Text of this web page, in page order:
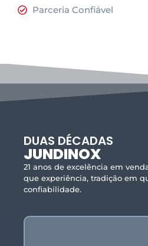
Parceria Confiável
DUAS DÉCADAS
JUNDINOX
21 anos de excelência em
que experiência, tradição em
confiabilidade.